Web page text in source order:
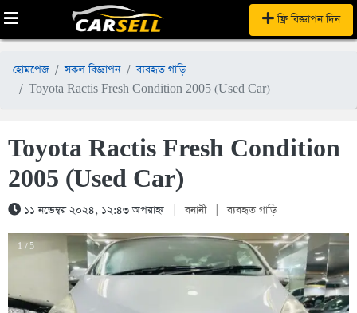
ফ্রি বিজ্ঞাপন দিন
হোমপেজ সকল বিজ্ঞাপন
ব্যবহৃত গাড়ি
Toyota Ractis Fresh Condition 2005 (Used Car)
Toyota Ractis Fresh Condition
2005 (Used Car)
১১ নভেম্বর ২০২৪, ১২:৪৩ অপরাহ্ন বনানী ব্যবহৃত গাড়ি
1 / 5